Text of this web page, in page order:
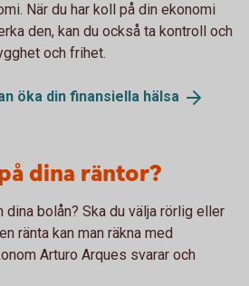
När du har koll på din ekonomi
den, kan du också ta kontroll och
och frihet.
öka din finansiella hälsa
dina räntor?
dina bolån? Ska du välja rörlig eller
ränta kan man räkna med
Arturo Arques svarar och